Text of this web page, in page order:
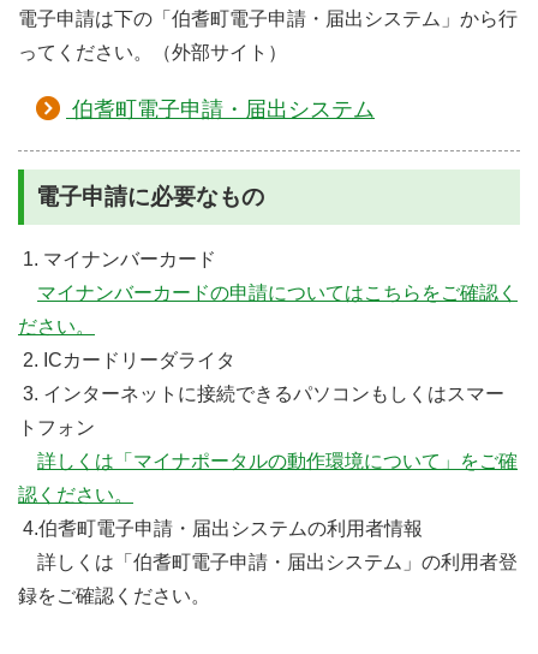
電子申請は下の「伯耆町電子申請・届出システム」から行
ってください。（外部サイト）
伯耆町電子申請・届出システム
電子申請に必要なもの
1. マイナンバーカード
マイナンバーカードの申請についてはこちらをご確認く
ださい。
2. ICカードリーダライタ
3. インターネットに接続できるパソコンもしくはスマー
トフォン
詳しくは「マイナポータルの動作環境について」をご確
認ください。
4.伯耆町電子申請・届出システムの利用者情報
詳しくは「伯耆町電子申請・届出システム」の利用者登
録をご確認ください。